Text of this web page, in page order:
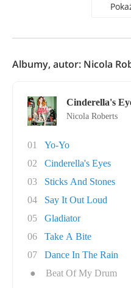
Albumy, autor: Nicola
Cinderella's
Nicola Roberts
01
Yo-Yo
02
Cinderella's Eyes
03
Sticks And Stones
04
Say It Out Loud
05
Gladiator
06
Take A Bite
07
Dance In The Rain
●
Beat Of My Drum